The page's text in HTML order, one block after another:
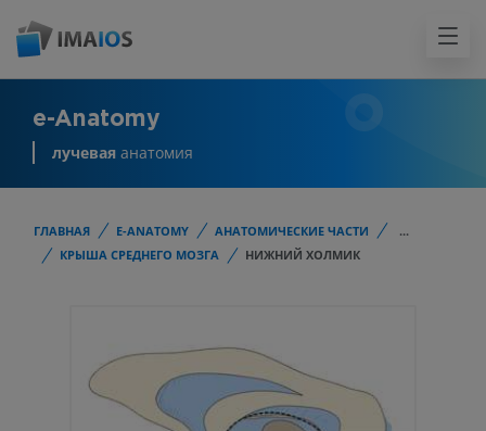
e-Anatomy
лучевая анатомия
ГЛАВНАЯ E-ANATOMY АНАТОМИЧЕСКИЕ ЧАСТИ
...
КРЫША СРЕДНЕГО МОЗГА
НИЖНИЙ ХОЛМИК